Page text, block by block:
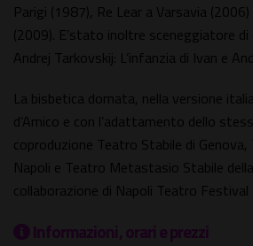
Parigi (1987), Re Lear a Varsavia
(2009). E’stato inoltre sceneggiatore di
Andrej Tarkovskij: L’infanzia di Ivan e
La bisbetica domata, nella versione
d’Amico e con l’adattamento dello
coproduzione Teatro Stabile di
Napoli e Teatro Metastasio Stabile
collaborazione di Napoli Teatro Festival
Informazioni, orari e prezzi